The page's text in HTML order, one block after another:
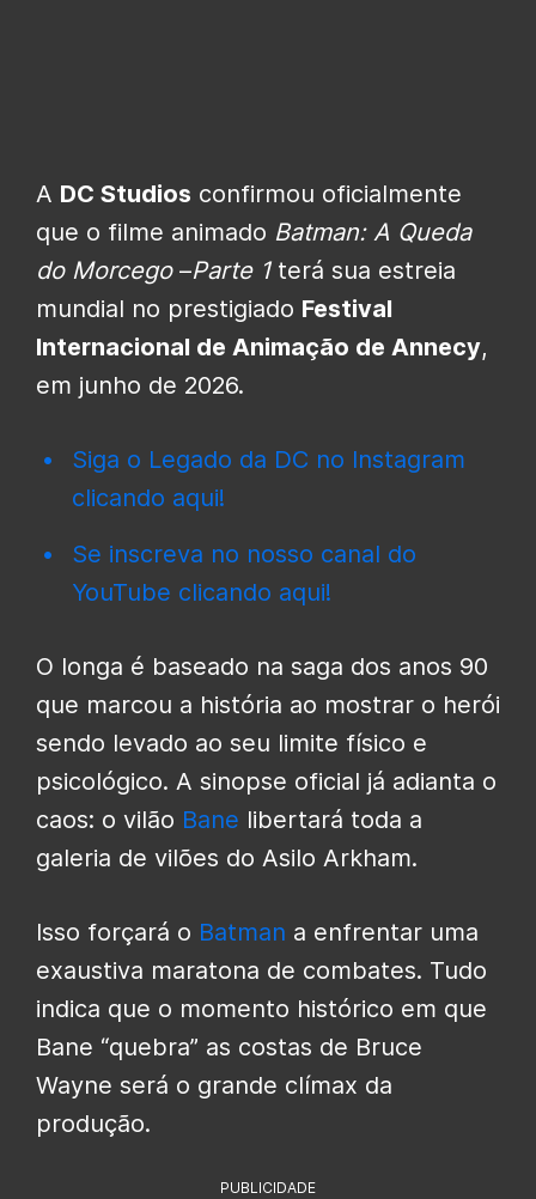
A DC Studios confirmou oficialmente
que o filme animado Batman: A Queda
do Morcego–Parte 1terá sua estreia
mundial no prestigiado Festival
Internacional de Animação de Annecy,
em junho de 2026.
Siga o Legado da DC no Instagram
clicando aqui!
Se inscreva no nosso canal do
YouTube clicando aqui!
O longa é baseado na saga dos anos 90
que marcou a história ao mostrar o herói
sendo levado ao seu limite físico e
psicológico. A sinopse oficial já adianta o
caos: o vilão Bane libertará toda a
galeria de vilões do Asilo Arkham.
Isso forçará o Batman a enfrentar uma
exaustiva maratona de combates. Tudo
indica que o momento histórico em que
Bane “quebra” as costas de Bruce
Wayne será o grande clímax da
produção.
PUBLICIDADE